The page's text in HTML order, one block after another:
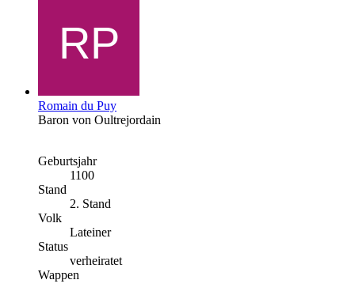
Romain du Puy
Baron von Oultrejordain
Geburtsjahr
1100
Stand
2. Stand
Volk
Lateiner
Status
verheiratet
Wappen